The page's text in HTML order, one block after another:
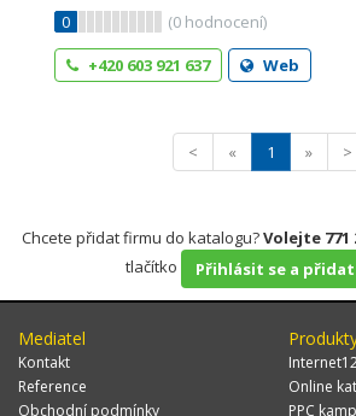
0
(0 hodnocení)
+420 603 921 637
Web
< « 1 » >
Chcete přidat firmu do katalogu?Volejte 771
tlačítko
Přihlásit se a
Mediatel
Kontakt
Reference
Obchodní podmínky
Online
PPC